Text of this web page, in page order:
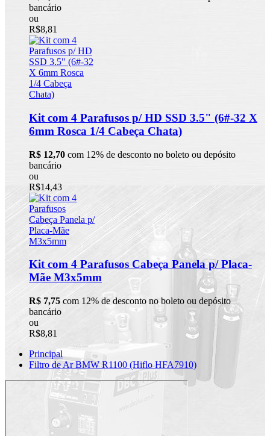
bancário
ou
R$8,81
Kit com 4 Parafusos p/ HD SSD 3.5" (6#-32 X
6mm Rosca 1/4 Cabeça Chata)
R$ 12,70 com 12% de desconto no boleto ou depósito
bancário
ou
R$14,43
Kit com 4 Parafusos Cabeça Panela p/ Placa-
Mãe M3x5mm
R$ 7,75 com 12% de desconto no boleto ou depósito
bancário
ou
R$8,81
Principal
Filtro de Ar BMW R1100 (Hiflo HFA7910)